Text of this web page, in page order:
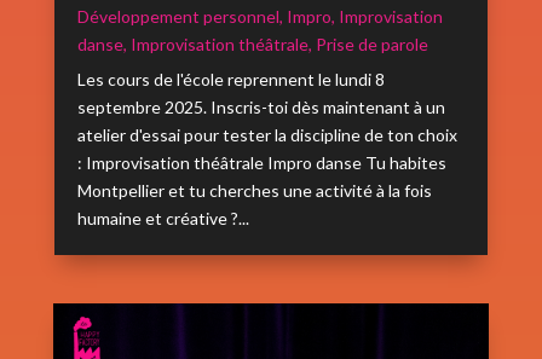
Développement personnel, Impro, Improvisation
danse, Improvisation théâtrale, Prise de parole
Les cours de l'école reprennent le lundi 8
septembre 2025. Inscris-toi dès maintenant à un
atelier d'essai pour tester la discipline de ton choix
: Improvisation théâtrale Impro danse Tu habites
Montpellier et tu cherches une activité à la fois
humaine et créative ?...